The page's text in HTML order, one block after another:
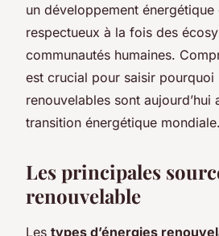
un développement énergétique
respectueux à la fois des
communautés humaines.
est crucial pour saisir pourquoi
renouvelables sont
transition énergétique mondiale.
Les principales
renouvelable
Les types d’énergies